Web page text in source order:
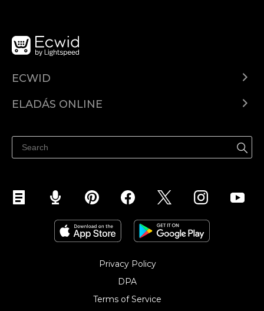
ECWID
Árkalkuláció
ELADÁS ONLINE
Eladás a Facebookon
Eladás Instagramon
Privacy Policy
DPA
Terms of Service